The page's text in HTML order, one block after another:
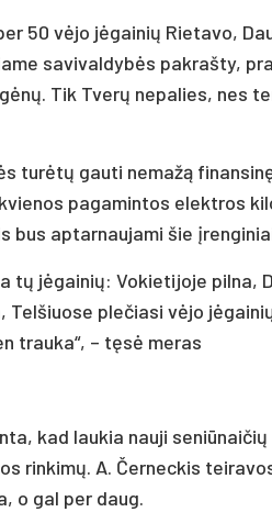
50 vėjo jėgainių Rietavo,
savivaldybės pakrašty,
Tik Tverų nepalies, nes
turėtų gauti nemažą
pagamintos elektros
bus aptarnaujami šie
tų jėgainių: Vokietijoje pilna,
Telšiuose plečiasi vėjo
trauka“, – tęsė meras
kad laukia nauji
rinkimų. A. Černeckis
o gal per daug.